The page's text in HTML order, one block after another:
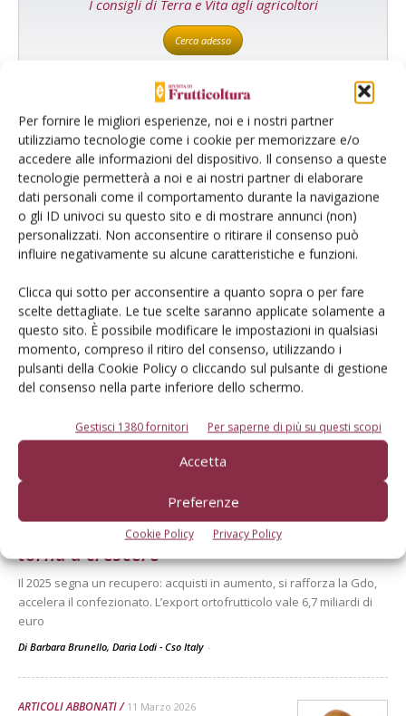
Per fornire le migliori esperienze, noi e i nostri partner
utilizziamo tecnologie come i cookie per memorizzare e/o
accedere alle informazioni del dispositivo. Il consenso a queste
tecnologie permetterà a noi e ai nostri partner di elaborare
dati personali come il comportamento durante la navigazione
o gli ID univoci su questo sito e di mostrare annunci (non)
personalizzati. Non acconsentire o ritirare il consenso può
influire negativamente su alcune caratteristiche e funzioni.
Clicca qui sotto per acconsentire a quanto sopra o per fare
scelte dettagliate. Le tue scelte saranno applicate solamente a
questo sito. È possibile modificare le impostazioni in qualsiasi
momento, compreso il ritiro del consenso, utilizzando i
pulsanti della Cookie Policy o cliccando sul pulsante di gestione
del consenso nella parte inferiore dello schermo.
Gestisci 1380 fornitori Per saperne di più su questi scopi
Accetta
Preferenze
Cookie Policy Privacy Policy
I consigli di Terra e Vita agli agricoltori
Cerca adesso
Dalla stessa categoria
ARTICOLI ABBONATI 13 Aprile 2026
Campagna complessa per le
arance
L'andamento delle quotazioni nelle ultime tre campagne
BMTI, Borsa Merci Telematica Italiana
La domanda di ortofrutta
torna a crescere
Il 2025 segna un recupero: acquisti in aumento, si rafforza la Gdo,
accelera il confezionato. L’export ortofrutticolo vale 6,7 miliardi di
euro
Di Barbara Brunello, Daria Lodi - Cso Italy -
ARTICOLI ABBONATI 11 Marzo 2026